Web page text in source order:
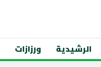
الرشيدية ورزازات